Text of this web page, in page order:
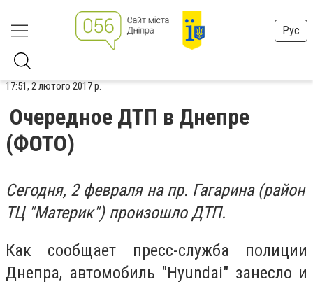
Рус
17:51, 2 лютого 2017 р.
Очередное ДТП в Днепре
(ФОТО)
Сегодня, 2 февраля на пр. Гагарина (район
ТЦ "Материк") произошло ДТП.
Как сообщает пресс-служба полиции
Днепра, автомобиль "Hyundai" занесло и